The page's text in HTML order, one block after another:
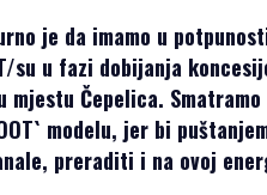
je da imamo u
su u fazi dobijanja
mjestu Čepelica.
modelu, jer bi
preraditi i na ovoj